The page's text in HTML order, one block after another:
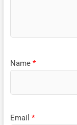
Name *
Email *